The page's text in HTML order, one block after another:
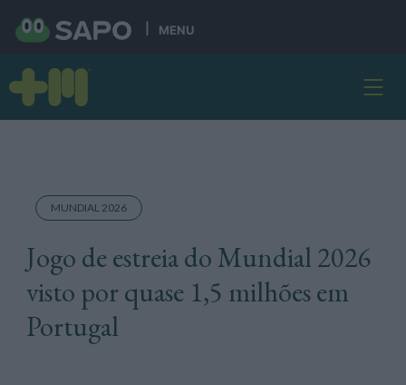
MENU
MUNDIAL 2026
Jogo de estreia do Mundial 2026
visto por quase 1,5 milhões em
Portugal